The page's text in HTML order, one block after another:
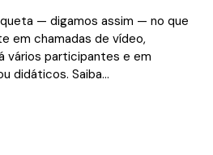
— digamos assim — no que
em chamadas de vídeo,
vários participantes e em
didáticos. Saiba…